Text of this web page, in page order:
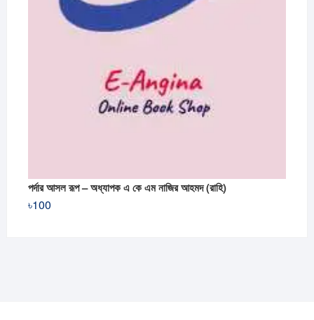
পর্দার আসল রূপ – অধ্যাপক এ কে এম নাজির আহমদ (রাহি)
৳100